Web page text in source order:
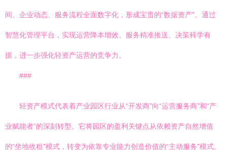
间、企业动态、服务流程全面数字化，形成宝贵的“数据资产”。通过
智慧化管理平台，实现运营降本增效、服务精准推送、决策科学有
据，进一步强化轻资产运营的竞争力。
###
轻资产模式代表着产业园区行业从“开发商”向“运营服务商”和“产
业赋能者”的深刻转型。它将园区的盈利关键点从依赖资产自然增值
的“坐地收租”模式，转变为依靠专业能力创造价值的“主动服务”模式。